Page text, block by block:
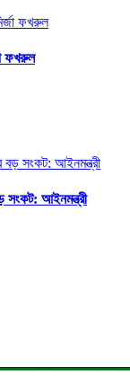
ফখরুল
সংকট: আইনমন্ত্রী